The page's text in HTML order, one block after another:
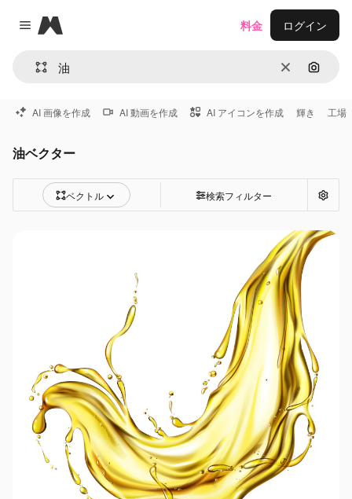
Close menu
Magnific
消去 画像で
料金 ログイン
AI 画像を作成 AI 動画を作成 AI アイコンを作成 輝き 工場
油ベクター
ベクトル 検索フィルター